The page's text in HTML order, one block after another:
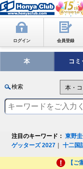
ログイン 会員登録
本 コミ
検索
注目のキーワード： 東野
ゲッターズ 2027 ｜十二国
【ご